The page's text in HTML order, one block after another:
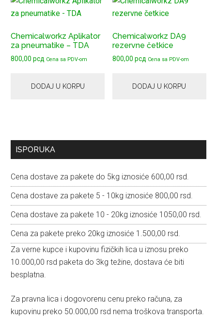
Chemicalworkz Aplikator
za pneumatike – TDA
800,00рсд Cena sa PDV-om
DODAJ U KORPU
Chemicalworkz DA9
rezervne četkice
800,00рсд Cena sa PDV-om
DODAJ U KORPU
Primary
ISPORUKA
Cena dostave za pakete do 5kg iznosiće 600,00 rsd.
Cena dostave za pakete 5 - 10kg iznosiće 800,00 rsd.
Cena dostave za pakete 10 - 20kg iznosiće 1050,00 rsd.
Cena za pakete preko 20kg iznosiće 1.500,00 rsd.
Za verne kupce i kupovinu fizičkih lica u iznosu preko
10.000,00 rsd paketa do 3kg težine, dostava će biti
besplatna.
Za pravna lica i dogovorenu cenu preko računa, za
kupovinu preko 50.000,00 rsd nema troškova transporta.